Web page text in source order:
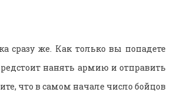
сразу же. Как только вы попадете
нанять армию и отправить
что в самом начале число бойцов